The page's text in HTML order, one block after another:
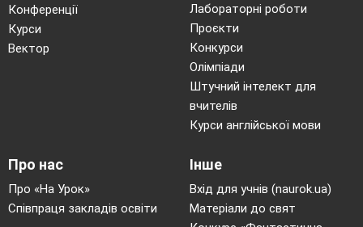
навчання. Щоранку ви приходите до
школи, щоб учитися не тільки писати,
читати, рахувати, малювати, співати, а й
спілкуватися. Від цього залежить чи
будете ви та інші діти гарно почуватися, з
радістю приходити в клас і, нарешті, добре
Від того, наскільки толерантно і
доброзичливо ми будемо ставитися один
до одного, залежатиме наш настрій, наша
працездатність і, зрештою, наше здоров`я.
Конференції
Курси
Вектор
Лабораторні роботи
Проєкти
Конкурси
Олімпіади
Штучний інтелект для
вчителів
Курси англійської мови
Про нас
Про «На Урок»
Співпраця закладів освіти
Інше
Вхід для учнів (naurok.ua)
Матеріали до свят